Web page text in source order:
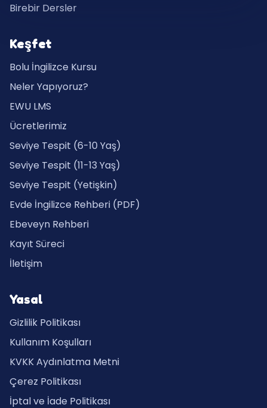
Birebir Dersler
Keşfet
Bolu İngilizce Kursu
Neler Yapıyoruz?
EWU LMS
Ücretlerimiz
Seviye Tespit (6-10 Yaş)
Seviye Tespit (11-13 Yaş)
Seviye Tespit (Yetişkin)
Evde İngilizce Rehberi (PDF)
Ebeveyn Rehberi
Kayıt Süreci
İletişim
Yasal
Gizlilik Politikası
Kullanım Koşulları
KVKK Aydınlatma Metni
Çerez Politikası
İptal ve İade Politikası